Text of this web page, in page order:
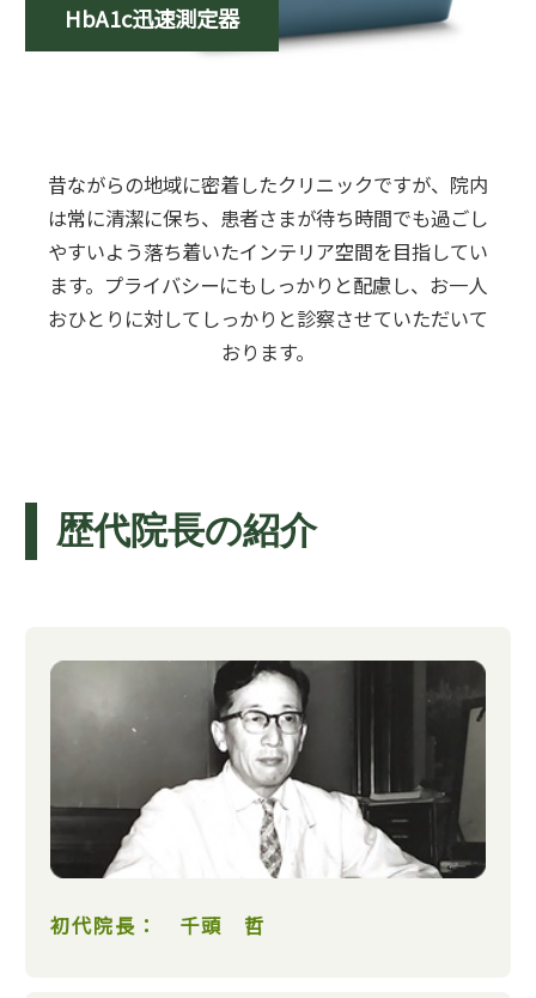
HbA1c迅速測定器
昔ながらの地域に密着したクリニックですが、院内
は常に清潔に保ち、患者さまが待ち時間でも過ごし
やすいよう落ち着いたインテリア空間を目指してい
ます。プライバシーにもしっかりと配慮し、お一人
おひとりに対してしっかりと診察させていただいて
おります。
歴代院長の紹介
初代院長： 千頭 哲